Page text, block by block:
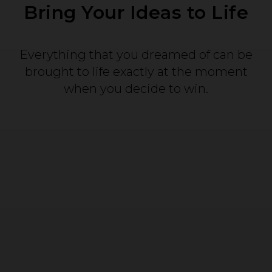
Bring Your Ideas to Life
Everything that you dreamed of can be
brought to life exactly at the moment
when you decide to win.